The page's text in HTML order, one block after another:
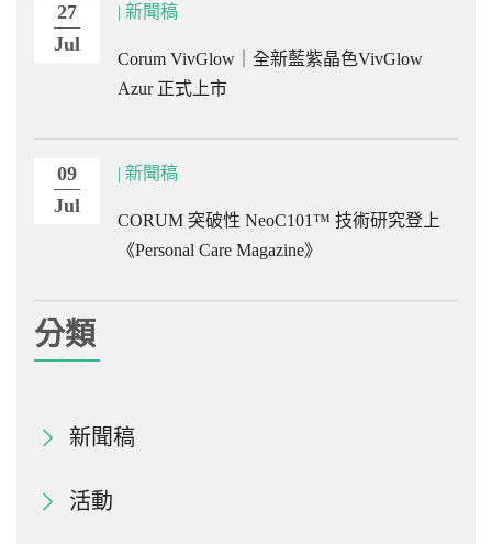
27
Jul
| 新聞稿
Corum VivGlow｜全新藍紫晶色VivGlow
Azur 正式上市
09
Jul
| 新聞稿
CORUM 突破性 NeoC101™ 技術研究登上
《Personal Care Magazine》
分類
新聞稿
活動